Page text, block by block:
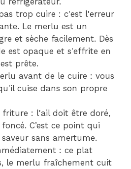
trop cuire : c'est l'erreur
Le merlu est un
et sèche facilement. Dès
est opaque et s'effrite en
prête.
avant de le cuire : vous
cuise dans son propre
friture : l'ail doit être doré,
C’est ce point qui
sans amertume.
: ce plat
le merlu fraîchement cuit